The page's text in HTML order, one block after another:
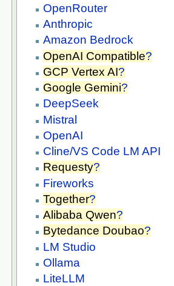
OpenRouter
Anthropic
Amazon Bedrock
OpenAI Compatible?
GCP Vertex AI?
Google Gemini?
DeepSeek
Mistral
OpenAI
Cline/VS Code LM API
Requesty?
Fireworks
Together?
Alibaba Qwen?
Bytedance Doubao?
LM Studio
Ollama
LiteLLM